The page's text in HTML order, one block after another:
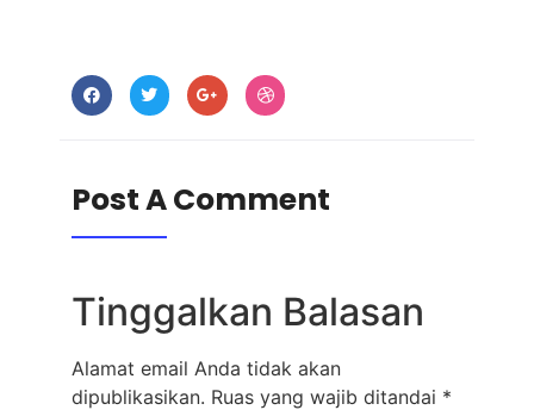
Post A Comment
Tinggalkan Balasan
Alamat email Anda tidak akan
dipublikasikan. Ruas yang wajib ditandai *